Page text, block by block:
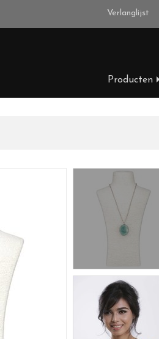
Verlanglijst
Producten